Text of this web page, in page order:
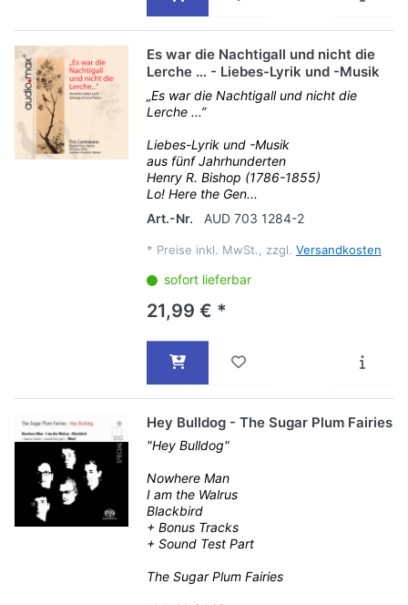
Es war die Nachtigall und nicht die
Lerche … - Liebes-Lyrik und -Musik
„Es war die Nachtigall und nicht die
Lerche ...”
Liebes-Lyrik und -Musik
aus fünf Jahrhunderten
Henry R. Bishop (1786-1855)
Lo! Here the Gen...
Art.-Nr.
AUD 703 1284-2
* Preise inkl. MwSt., zzgl. Versandkosten
sofort lieferbar
21,99 € *
Hey Bulldog - The Sugar Plum Fairies
"Hey Bulldog"
Nowhere Man
I am the Walrus
Blackbird
+ Bonus Tracks
+ Sound Test Part
The Sugar Plum Fairies